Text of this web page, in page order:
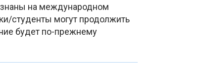
на международном
студенты могут продолжить
будет по-прежнему